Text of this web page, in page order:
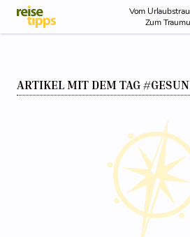
Skip to Content
Vom
Zum
NEWS
ARTIKEL MIT DEM TAG